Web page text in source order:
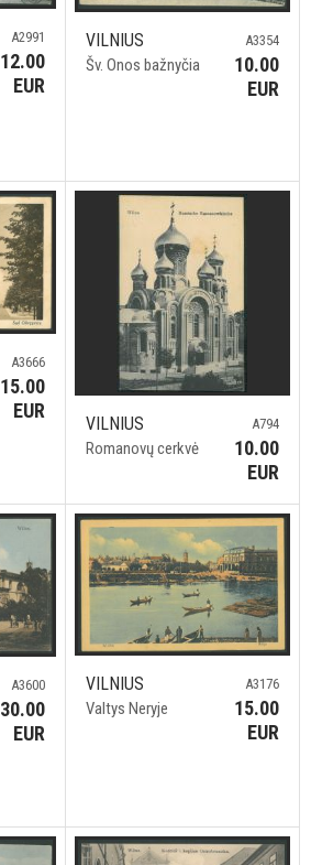
A2991
12.00
EUR
VILNIUS
Šv. Onos bažnyčia
A3354
10.00
EUR
A3666
15.00
EUR
VILNIUS
Romanovų cerkvė
A794
10.00
EUR
A3600
30.00
EUR
VILNIUS
Valtys Neryje
A3176
15.00
EUR